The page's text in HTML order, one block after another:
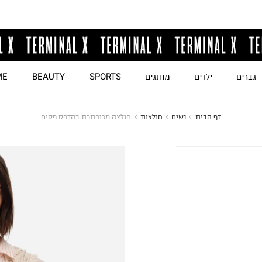
גברים ילדים מותגים SPORTS
BEAUTY
דף הבית נשים חולצות חולצה מכופתרת בהדפס פסים